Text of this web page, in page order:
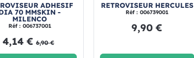
ADHESIF
70 MMSKIN -
MILENCO
Réf : 006737001
4,14 € 6,90 €
RETROVISEUR HERCULES
Réf : 006739001
9,90 €